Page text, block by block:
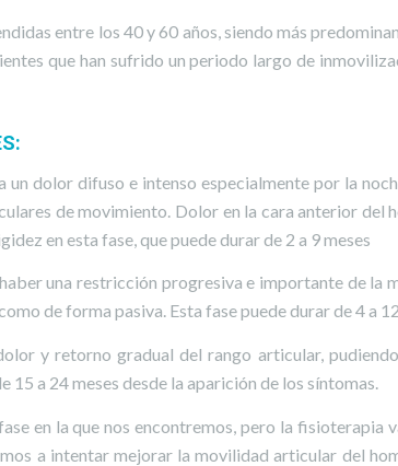
entre los 40 y 60 años, siendo más
que han sufrido un periodo largo de
dolor difuso e intenso especialmente por la
de movimiento. Dolor en la cara anterior del
en esta fase, que puede durar de 2 a 9 meses
una restricción progresiva e importante de la
de forma pasiva. Esta fase puede durar de 4 a
y retorno gradual del rango articular,
a 24 meses desde la aparición de los síntomas.
en la que nos encontremos, pero la fisioterapia
a intentar mejorar la movilidad articular del